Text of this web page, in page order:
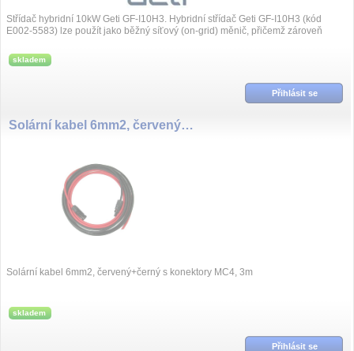
Střídač hybridní 10kW Geti GF-I10H3. Hybridní střídač Geti GF‑I10H3 (kód
E002‑5583) lze použít jako běžný síťový (on‑grid) měnič, přičemž zároveň
skladem
Přihlásit se
Solární kabel 6mm2, červený+černý s konektory MC4, 3m
Solární kabel 6mm2, červený+černý s konektory MC4, 3m
skladem
Přihlásit se